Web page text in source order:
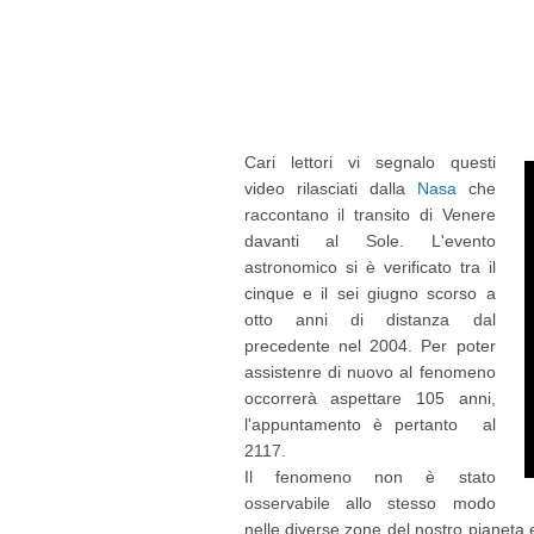
Cari lettori vi segnalo questi
video rilasciati dalla Nasa che
raccontano il transito di Venere
davanti al Sole. L'evento
astronomico si è verificato tra il
cinque e il sei giugno scorso a
otto anni di distanza dal
precedente nel 2004. Per poter
assistenre di nuovo al fenomeno
occorrerà aspettare 105 anni,
l'appuntamento è pertanto al
2117.
Il fenomeno non è stato
osservabile allo stesso modo
nelle diverse zone del nostro